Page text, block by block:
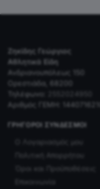
Ζηκίδης Γεώργιος
Αθλητικά Είδη
Ανδριανουπόλεως 150
Ορεστιάδα, 68200
Τηλέφωνο:
Αριθμός ΓΕΜΗ:
ΓΡΉΓΟΡΟΙ ΣΎΝΔΕΣΜΟΙ
Ο Λογαριασμός μου
Πολιτική Απορρήτου
Επικοινωνία